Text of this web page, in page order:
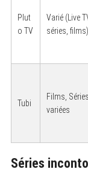
Plut
o TV
Varié (Live
séries, films)
Tubi
Films, Séries
variées
Séries